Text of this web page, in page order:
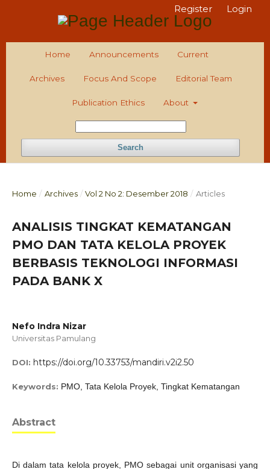
Home Announcements Current
Archives Focus And Scope Editorial Team
Publication Ethics About
Search
Register Login
Home / Archives / Vol 2 No 2: Desember 2018 / Articles
ANALISIS TINGKAT KEMATANGAN
PMO DAN TATA KELOLA PROYEK
BERBASIS TEKNOLOGI INFORMASI
PADA BANK X
Nefo Indra Nizar
Universitas Pamulang
DOI: https://doi.org/10.33753/mandiri.v2i2.50
Keywords: PMO, Tata Kelola Proyek, Tingkat Kematangan
Abstract
Di dalam tata kelola proyek, PMO sebagai unit organisasi yang